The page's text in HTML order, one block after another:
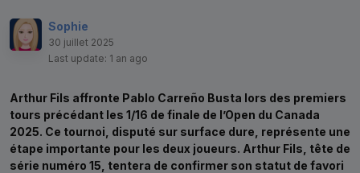
Sophie
30 juillet 2025
Last update: 1 an ago
Arthur Fils affronte Pablo Carreño Busta lors des premiers
tours précédant les 1/16 de finale de l’Open du Canada
2025. Ce tournoi, disputé sur surface dure, représente une
étape importante pour les deux joueurs. Arthur Fils, tête de
série numéro 15, tentera de confirmer son statut de favori